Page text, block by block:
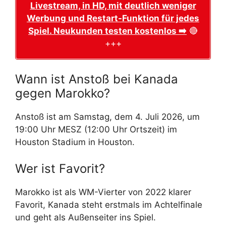
Livestream, in HD, mit deutlich weniger
Werbung und Restart-Funktion für jedes
Spiel. Neukunden testen kostenlos ➡️ 🔴
+++
Wann ist Anstoß bei Kanada
gegen Marokko?
Anstoß ist am Samstag, dem 4. Juli 2026, um
19:00 Uhr MESZ (12:00 Uhr Ortszeit) im
Houston Stadium in Houston.
Wer ist Favorit?
Marokko ist als WM-Vierter von 2022 klarer
Favorit, Kanada steht erstmals im Achtelfinale
und geht als Außenseiter ins Spiel.